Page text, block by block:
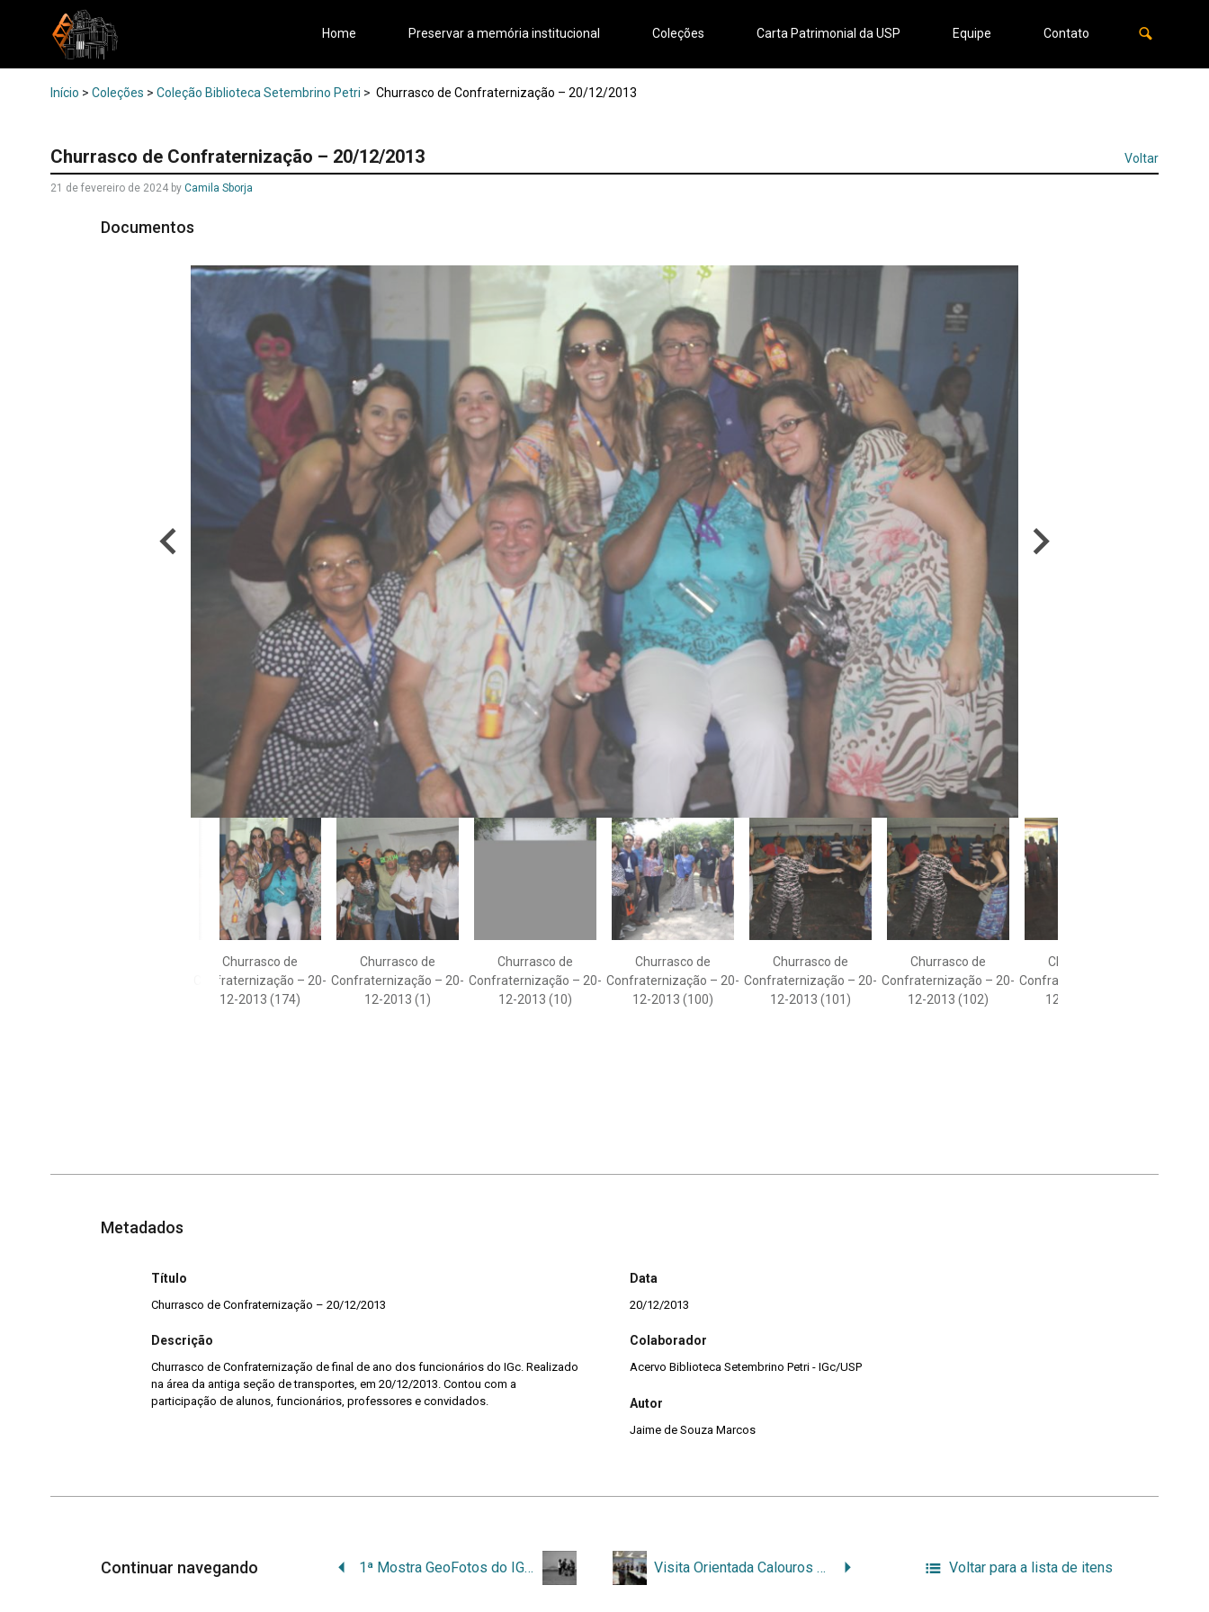
Home Preservar a memória institucional Coleções Carta Patrimonial da USP Equipe Contato
Início > Coleções > Coleção Biblioteca Setembrino Petri > Churrasco de Confraternização – 20/12/2013
Churrasco de Confraternização – 20/12/2013 Voltar
21 de fevereiro de 2024 by Camila Sborja
Documentos
Churrasco de
Confraternização – 20-
12-2013 (174)
Churrasco de
Confraternização – 20-
12-2013 (1)
Churrasco de
Confraternização – 20-
12-2013 (10)
Churrasco de
Confraternização – 20-
12-2013 (100)
Churrasco de
Confraternização – 20-
12-2013 (101)
Churrasco de
Confraternização – 20-
12-2013 (102)
Churrasco de
Confraternização – 20-
12-2013 (103)
Metadados
Título
Churrasco de Confraternização – 20/12/2013
Descrição
Churrasco de Confraternização de final de ano dos funcionários do IGc. Realizado
na área da antiga seção de transportes, em 20/12/2013. Contou com a
participação de alunos, funcionários, professores e convidados.
Data
20/12/2013
Colaborador
Acervo Biblioteca Setembrino Petri - IGc/USP
Autor
Jaime de Souza Marcos
Continuar navegando 1ª Mostra GeoFotos do IGcUSP – 2013 Visita Orientada Calouros – Geologia 2014 Voltar para a lista de itens